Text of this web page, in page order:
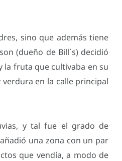
sino que además tiene
(dueño de Bill´s) decidió
la fruta que cultivaba en su
en la calle principal
y tal fue el grado de
una zona con un par
que vendía, a modo de